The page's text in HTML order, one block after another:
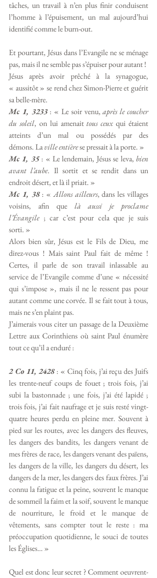
tâches, un travail à n’en plus finir conduisent
l’homme à l’épuisement, un mal aujourd’hui
identifié comme le burn-out.
Et pourtant, Jésus dans l’Evangile ne se ménage
pas, mais il ne semble pas s’épuiser pour autant !
Jésus après avoir prêché à la synagogue,
« aussitôt » se rend chez Simon-Pierre et guérit
sa belle-mère.
Mc 1, 3233 : « Le soir venu, après le coucher
du soleil, on lui amenait tous ceux qui étaient
atteints d’un mal ou possédés par des
démons. La ville entière se pressait à la porte. »
Mc 1, 35 : « Le lendemain, Jésus se leva, bien
avant l’aube. Il sortit et se rendit dans un
endroit désert, et là il priait. »
Mc 1, 38 : « Allons ailleurs, dans les villages
voisins, afin que là aussi je proclame
l’Évangile ; car c’est pour cela que je suis
sorti. »
Alors bien sûr, Jésus est le Fils de Dieu, me
direz-vous ! Mais saint Paul fait de même !
Certes, il parle de son travail inlassable au
service de l’Evangile comme d’une « nécessité
qui s’impose », mais il ne le ressent pas pour
autant comme une corvée. Il se fait tout à tous,
mais ne s’en plaint pas.
J’aimerais vous citer un passage de la Deuxième
Lettre aux Corinthiens où saint Paul énumère
tout ce qu’il a enduré :
2 Co 11, 2428 : « Cinq fois, j’ai reçu des Juifs
les trente-neuf coups de fouet ; trois fois, j’ai
subi la bastonnade ; une fois, j’ai été lapidé ;
trois fois, j’ai fait naufrage et je suis resté vingt-
quatre heures perdu en pleine mer. Souvent à
pied sur les routes, avec les dangers des fleuves,
les dangers des bandits, les dangers venant de
mes frères de race, les dangers venant des païens,
les dangers de la ville, les dangers du désert, les
dangers de la mer, les dangers des faux frères. J’ai
connu la fatigue et la peine, souvent le manque
de sommeil la faim et la soif, souvent le manque
de nourriture, le froid et le manque de
vêtements, sans compter tout le reste : ma
préoccupation quotidienne, le souci de toutes
les Églises… »
Quel est donc leur secret ? Comment oeuvrent-